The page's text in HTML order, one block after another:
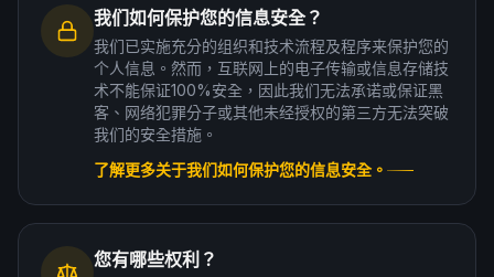
我们如何保护您的信息安全？
我们已实施充分的组织和技术流程及程序来保护您的
个人信息。然而，互联网上的电子传输或信息存储技
术不能保证100%安全，因此我们无法承诺或保证黑
客、网络犯罪分子或其他未经授权的第三方无法突破
我们的安全措施。
了解更多关于我们如何保护您的信息安全。
您有哪些权利？